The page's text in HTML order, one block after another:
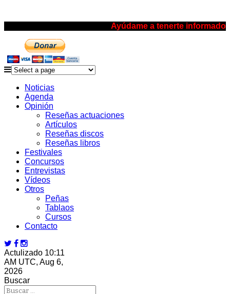
Ayúdame a tenerte informado
Noticias
Agenda
Opinión
Reseñas actuaciones
Artículos
Reseñas discos
Reseñas libros
Festivales
Concursos
Entrevistas
Vídeos
Otros
Peñas
Tablaos
Cursos
Contacto
Actulizado 10:11
AM UTC, Aug 6,
2026
Buscar